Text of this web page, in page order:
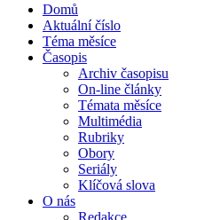
Domů
Aktuální číslo
Téma měsíce
Časopis
Archiv časopisu
On-line články
Témata měsíce
Multimédia
Rubriky
Obory
Seriály
Klíčová slova
O nás
Redakce